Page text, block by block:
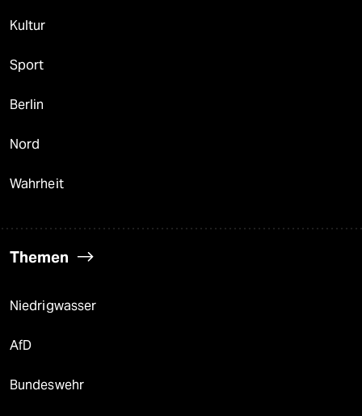
Kultur
Sport
Berlin
Nord
Wahrheit
Themen
Niedrigwasser
AfD
Bundeswehr